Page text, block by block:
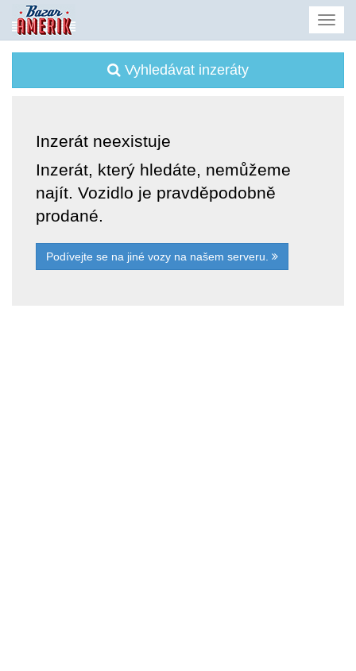
Vyhledávat inzeráty
Inzerát neexistuje
Inzerát, který hledáte, nemůžeme
najít. Vozidlo je pravděpodobně
prodané.
Podívejte se na jiné vozy na našem serveru.